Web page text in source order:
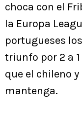
choca con el
la Europa
portugueses
triunfo por 2 a
que el chileno
mantenga.